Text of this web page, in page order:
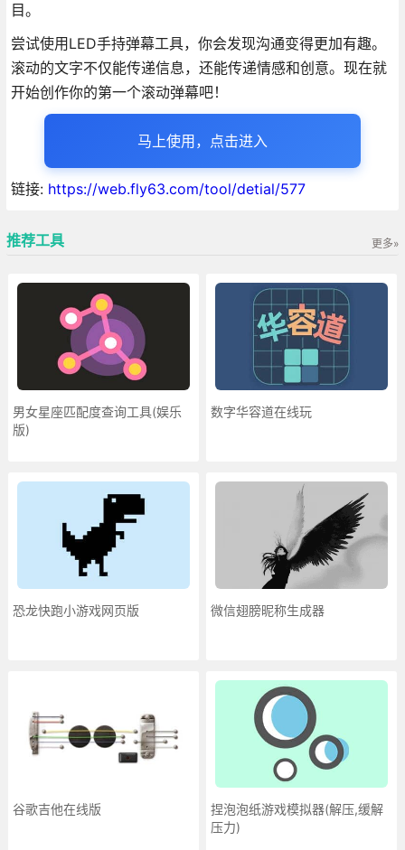
目。
尝试使用LED手持弹幕工具，你会发现沟通变得更加有趣。
滚动的文字不仅能传递信息，还能传递情感和创意。现在就
开始创作你的第一个滚动弹幕吧！
马上使用，点击进入
链接: https://web.fly63.com/tool/detial/577
推荐工具 更多»
男女星座匹配度查询工具(娱乐
版)
数字华容道在线玩
恐龙快跑小游戏网页版 微信翅膀昵称生成器
谷歌吉他在线版
捏泡泡纸游戏模拟器(解压,缓解
压力)